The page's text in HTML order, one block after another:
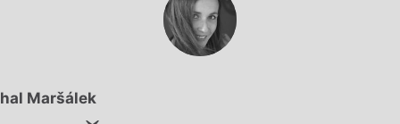
Maršálek